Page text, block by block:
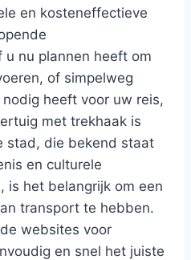
en kosteneffectieve
nu plannen heeft om
of simpelweg
heeft voor uw reis,
met trekhaak is
stad, die bekend staat
en culturele
is het belangrijk om een
transport te hebben.
websites voor
en snel het juiste